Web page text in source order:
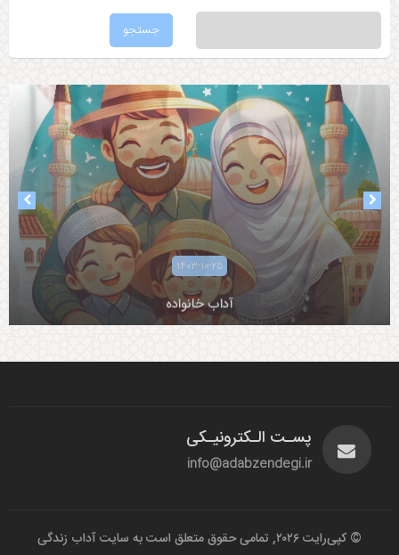
۱۴۰۳-۱۰-۲۵
آداب خانواده
۱۴۰۳-۰۸-۰۵
آداب همسرداری
پسـت الـکترونیـکی
info@adabzendegi.ir
© کپی‌رایت ۲۰۲۶, تمامی حقوق متعلق است به سایت آداب زندگی